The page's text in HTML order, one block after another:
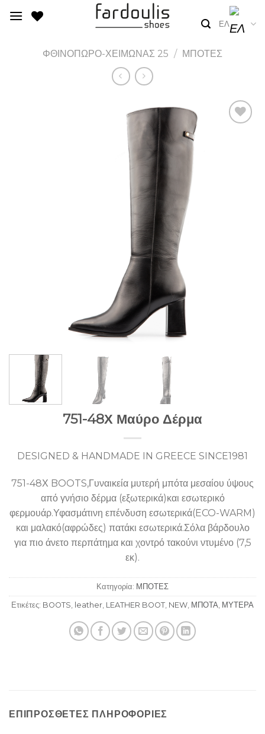
ΕΛ
ΦΘΙΝΟΠΩΡΟ-ΧΕΙΜΩΝΑΣ 25 / ΜΠΟΤΕΣ
751-48Χ Μαύρο Δέρμα
DESIGNED & HANDMADE IN GREECE SINCE1981
751-48Χ BOOTS,Γυναικεία μυτερή μπότα μεσαίου ύψους
από γνήσιο δέρμα (εξωτερικά)και εσωτερικό
φερμουάρ.Υφασμάτινη επένδυση εσωτερικά(ECO-WARM)
και μαλακό(αφρώδες) πατάκι εσωτερικά.Σόλα βάρδουλο
για πιο άνετο περπάτημα και χοντρό τακούνι ντυμένο (7,5
εκ).
Κατηγορία: ΜΠΟΤΕΣ
Ετικέτες: BOOTS leather LEATHER BOOT NEW ΜΠΟΤΑ ΜΥΤΕΡΑ
ΕΠΙΠΡΌΣΘΕΤΕΣ ΠΛΗΡΟΦΟΡΊΕΣ